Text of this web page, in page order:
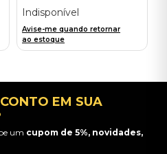
Indisponível
Avise-me quando retornar
ao estoque
EM SUA
um cupom de 5%, novidades,